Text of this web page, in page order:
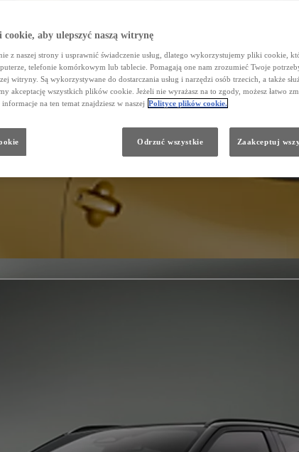
aby ulepszyć naszą witrynę
z naszej strony i usprawnić świadczenie usług, dlatego wykorzystujemy pliki cookie,
telefonie komórkowym lub tablecie. Pomagają one nam zrozumieć Twoje
witryny. Są wykorzystywane do dostarczania usług i narzędzi osób trzecich, a także
akceptację wszystkich plików cookie. Jeżeli nie wyrażasz na to zgody, możesz łatwo
na ten temat znajdziesz w naszej Polityce plików cookie.
Odrzuć wszystkie Zaakceptuj